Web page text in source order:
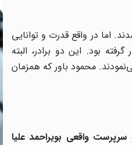
اما در واقع قدرت و توانایی
بود. این دو برادر، البته
محمود باور که همزمان
سرپرست واقعی بویراحمد علیا